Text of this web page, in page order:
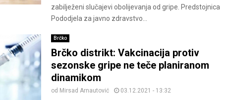
zabilježeni slučajevi obolijevanja od gripe. Predstojnica
Pododjela za javno zdravstvo...
Brčko
Brčko distrikt: Vakcinacija protiv
sezonske gripe ne teče planiranom
dinamikom
od Mirsad Arnautović 03.12.2021 - 13:32